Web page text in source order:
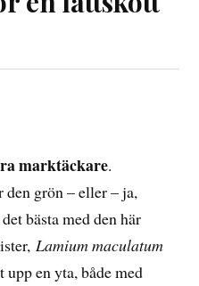
marktäckare.
den grön – eller – ja,
bästa med den här
Lamium maculatum
upp en yta, både med